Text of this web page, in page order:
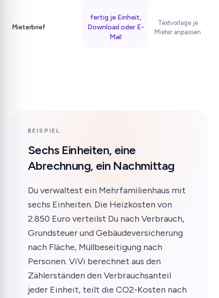
Mieterbrief
fertig je Einheit,
Download oder E-
Mail
Textvorlage je
Mieter anpassen
BEISPIEL
Sechs Einheiten, eine
Abrechnung, ein Nachmittag
Du verwaltest ein Mehrfamilienhaus mit
sechs Einheiten. Die Heizkosten von
2.850 Euro verteilst Du nach Verbrauch,
Grundsteuer und Gebäudeversicherung
nach Fläche, Müllbeseitigung nach
Personen. ViVi berechnet aus den
Zählerständen den Verbrauchsanteil
jeder Einheit, teilt die CO2-Kosten nach